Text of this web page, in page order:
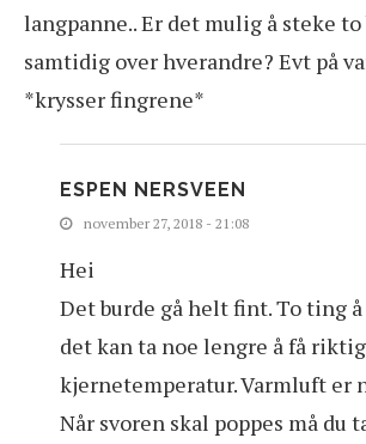
langpanne.. Er det mulig å steke
samtidig over hverandre? Evt på
*krysser fingrene*
ESPEN NERSVEEN
november 27, 2018 - 21:08
Hei
Det burde gå helt fint. To ting
det kan ta noe lengre å få riktig
kjernetemperatur. Varmluft er
Når svoren skal poppes må du